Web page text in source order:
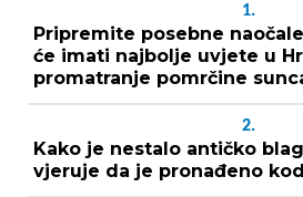
1.
Pripremite posebne
će imati najbolje uvjete u
promatranje pomrčine
2.
Kako je nestalo antičko
vjeruje da je pronađeno